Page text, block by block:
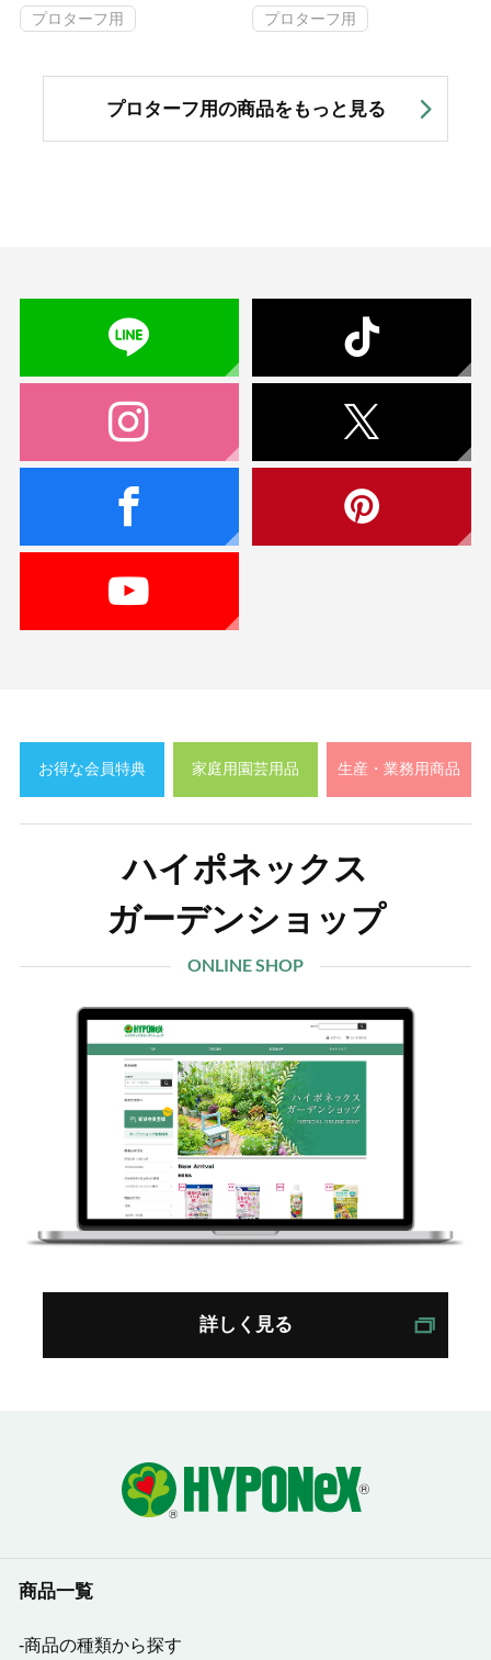
プロターフ用 プロターフ用
プロターフ用の商品をもっと見る
お得な会員特典 家庭用園芸用品 生産・業務用商品
ハイポネックス
ガーデンショップ
ONLINE SHOP
詳しく見る
商品一覧
商品の種類から探す